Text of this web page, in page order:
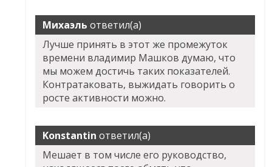
Михаэль ответил(а)
Лучше принять в этот же промежуток
времени владимир Машков думаю, что
мы можем достичь таких показателей.
Контратаковать, выжидать говорить о
росте активности можно.
Konstantin ответил(а)
Мешает в том числе его руководство,